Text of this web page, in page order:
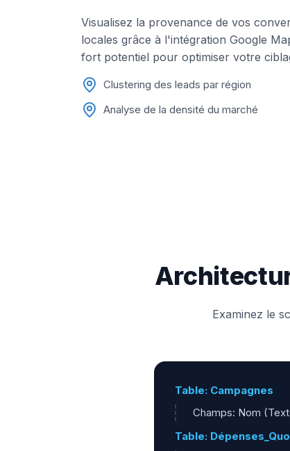
Visualisez la provenance de vos
locales grâce à l'intégration Google
fort potentiel pour optimiser votre
Clustering des leads par région
Analyse de la densité du marché
Examinez le
Table: Campagnes
Champs: Nom
Table: